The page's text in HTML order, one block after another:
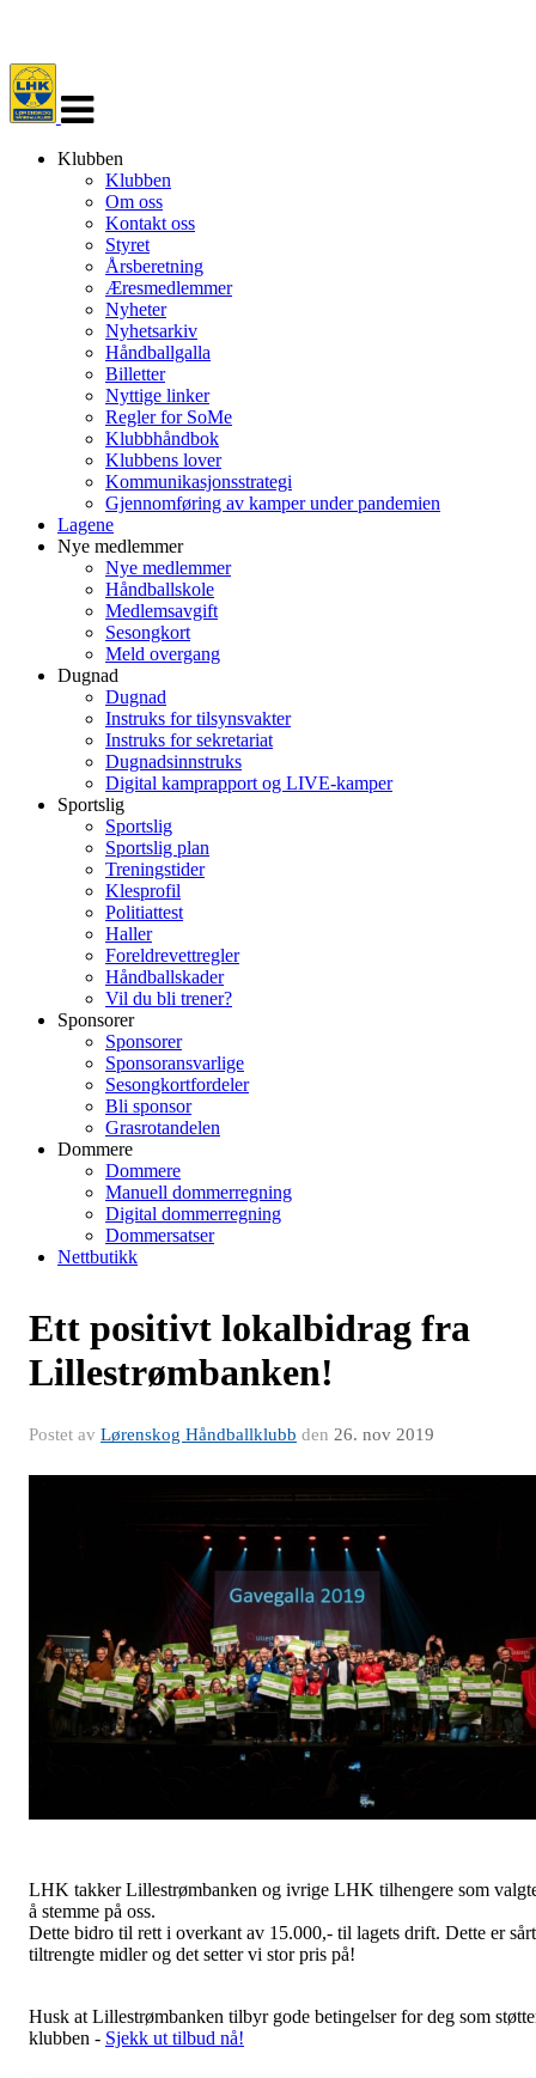
navigasjon
Klubben
Klubben
Om oss
Kontakt oss
Styret
Årsberetning
Æresmedlemmer
Nyheter
Nyhetsarkiv
Håndballgalla
Billetter
Nyttige linker
Regler for SoMe
Klubbhåndbok
Klubbens lover
Kommunikasjonsstrategi
Gjennomføring av kamper under pandemien
Lagene
Nye medlemmer
Nye medlemmer
Håndballskole
Medlemsavgift
Sesongkort
Meld overgang
Dugnad
Dugnad
Instruks for tilsynsvakter
Instruks for sekretariat
Dugnadsinnstruks
Digital kamprapport og LIVE-kamper
Sportslig
Sportslig
Sportslig plan
Treningstider
Klesprofil
Politiattest
Haller
Foreldrevettregler
Håndballskader
Vil du bli trener?
Sponsorer
Sponsorer
Sponsoransvarlige
Sesongkortfordeler
Bli sponsor
Grasrotandelen
Dommere
Dommere
Manuell dommerregning
Digital dommerregning
Dommersatser
Nettbutikk
Ett positivt lokalbidrag fra
Lillestrømbanken!
Postet av Lørenskog Håndballklubb den 26. nov 2019
LHK takker Lillestrømbanken og ivrige LHK tilhengere som
å stemme på oss.
Dette bidro til rett i overkant av 15.000,- til lagets drift. Dette er sårt
tiltrengte midler og det setter vi stor pris på!
Husk at Lillestrømbanken tilbyr gode betingelser for deg som
klubben - Sjekk ut tilbud nå!